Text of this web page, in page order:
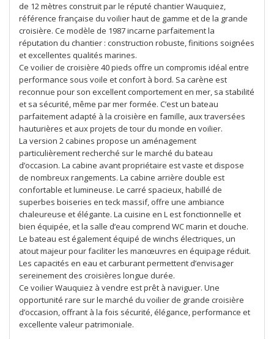
de 12 mètres construit par le réputé chantier Wauquiez,
référence française du voilier haut de gamme et de la grande
croisière. Ce modèle de 1987 incarne parfaitement la
réputation du chantier : construction robuste, finitions soignées
et excellentes qualités marines.
Ce voilier de croisière 40 pieds offre un compromis idéal entre
performance sous voile et confort à bord. Sa carène est
reconnue pour son excellent comportement en mer, sa stabilité
et sa sécurité, même par mer formée. C’est un bateau
parfaitement adapté à la croisière en famille, aux traversées
hauturières et aux projets de tour du monde en voilier.
La version 2 cabines propose un aménagement
particulièrement recherché sur le marché du bateau
d’occasion. La cabine avant propriétaire est vaste et dispose
de nombreux rangements. La cabine arrière double est
confortable et lumineuse. Le carré spacieux, habillé de
superbes boiseries en teck massif, offre une ambiance
chaleureuse et élégante. La cuisine en L est fonctionnelle et
bien équipée, et la salle d’eau comprend WC marin et douche.
Le bateau est également équipé de winchs électriques, un
atout majeur pour faciliter les manœuvres en équipage réduit.
Les capacités en eau et carburant permettent d’envisager
sereinement des croisières longue durée.
Ce voilier Wauquiez à vendre est prêt à naviguer. Une
opportunité rare sur le marché du voilier de grande croisière
d’occasion, offrant à la fois sécurité, élégance, performance et
excellente valeur patrimoniale.